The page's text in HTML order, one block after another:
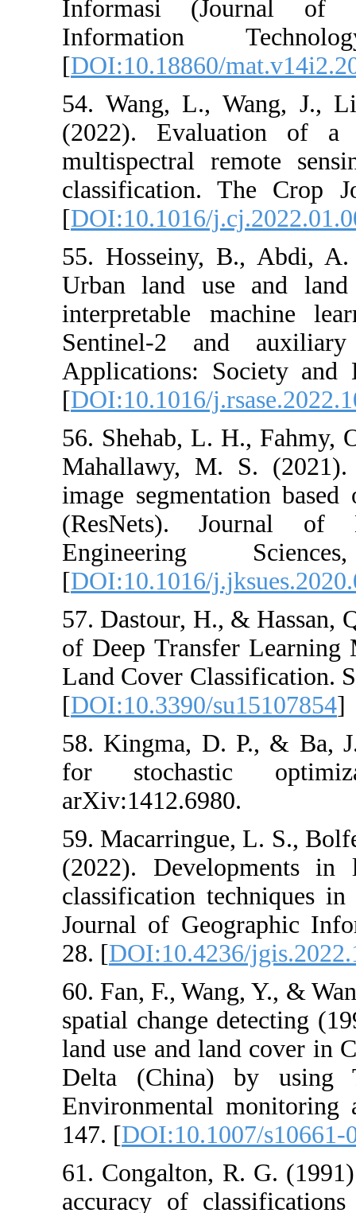
Informasi
[
54. Wang,
(2022).
multispectral
classification.
[DOI:10.1016/
55.
Urban land
interpretable
Sentinel-2
Applications:
[DOI:10.1016/
56. Shehab,
Mahallawy,
image
(ResNets).
[DOI:10.1016/
57. Dastour,
of Deep
Land Cover
[DOI:10.3390/
58. Kingma,
for
59.
(2022).
classification
Journal of
28. [
60. Fan, F.,
spatial change
land use and
Delta
Environmental
147. [
61. Congalton,
accuracy of